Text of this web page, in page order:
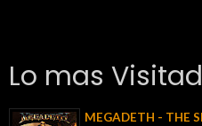
Lo mas
MEGADETH - THE